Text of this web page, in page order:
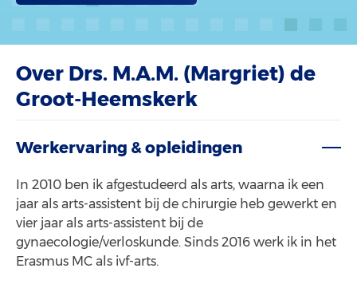
Over Drs. M.A.M. (Margriet) de
Groot-Heemskerk
Werkervaring & opleidingen
In 2010 ben ik afgestudeerd als arts, waarna ik een
jaar als arts-assistent bij de chirurgie heb gewerkt en
vier jaar als arts-assistent bij de
gynaecologie/verloskunde. Sinds 2016 werk ik in het
Erasmus MC als ivf-arts.